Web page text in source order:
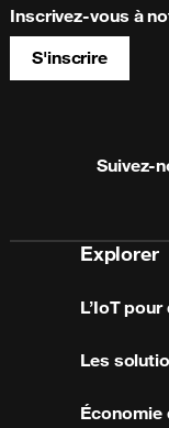
Inscrivez-vous à
S'inscrire
Suivez-
Explorer
L’IoT
Les
Économie